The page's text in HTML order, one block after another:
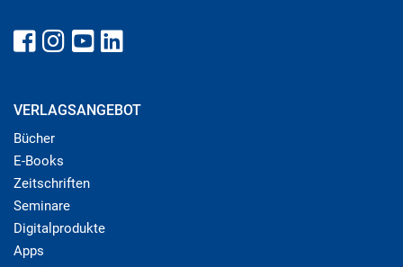
VERLAGSANGEBOT
Bücher
E-Books
Zeitschriften
Seminare
Digitalprodukte
Apps